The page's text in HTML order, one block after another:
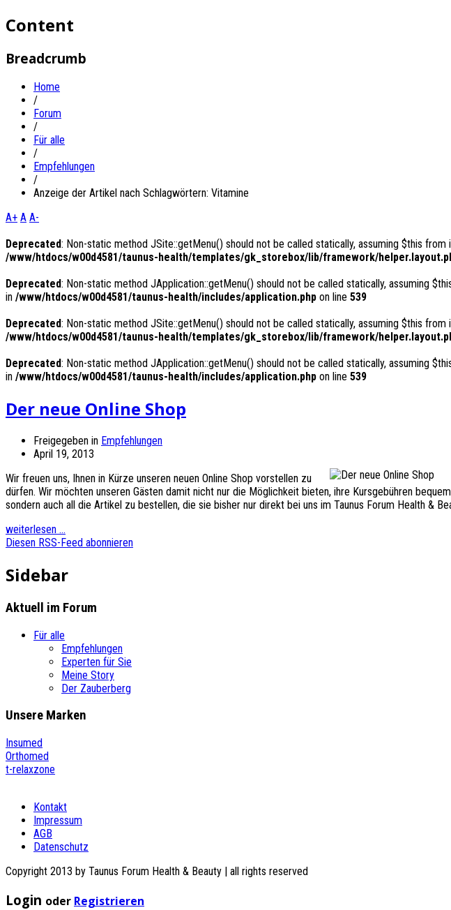
Content
Breadcrumb
Home
/
Forum
/
Für alle
/
Empfehlungen
/
Anzeige der Artikel nach Schlagwörtern: Vitamine
A+ A A-
Deprecated: Non-static method JSite::getMenu() should not be called statically, assuming $this
/www/htdocs/w00d4581/taunus-health/templates/gk_storebox/lib/framework/
Deprecated: Non-static method JApplication::getMenu() should not be called statically, assuming
in /www/htdocs/w00d4581/taunus-health/includes/application.php on line 539
Deprecated: Non-static method JSite::getMenu() should not be called statically, assuming $this
/www/htdocs/w00d4581/taunus-health/templates/gk_storebox/lib/framework/
Deprecated: Non-static method JApplication::getMenu() should not be called statically, assuming
in /www/htdocs/w00d4581/taunus-health/includes/application.php on line 539
Der neue Online Shop
Freigegeben in Empfehlungen
April 19, 2013
Wir freuen uns, Ihnen in Kürze unseren neuen Online Shop vorstellen zu
dürfen. Wir möchten unseren Gästen damit nicht nur die Möglichkeit bieten, ihre Kursgebühren
sondern auch all die Artikel zu bestellen, die sie bisher nur direkt bei uns im Taunus Forum Health &
weiterlesen ...
Diesen RSS-Feed abonnieren
Sidebar
Aktuell im Forum
Für alle
Empfehlungen
Experten für Sie
Meine Story
Der Zauberberg
Unsere Marken
Insumed
Orthomed
t-relaxzone
Kontakt
Impressum
AGB
Datenschutz
Copyright 2013 by Taunus Forum Health & Beauty | all rights reserved
Login oder Registrieren